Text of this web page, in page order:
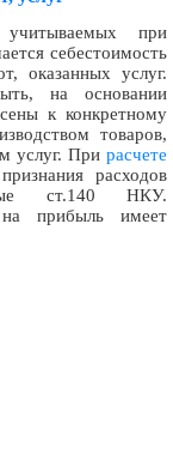
при
себестоимость
оказанных услуг.
на основании
к конкретному
товаров,
услуг. При расчете
расходов
ст.140 НКУ.
на прибыль имеет